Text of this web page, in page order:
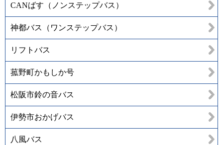
CANばす（ノンステップバス）
神都バス（ワンステップバス）
リフトバス
菰野町かもしか号
松阪市鈴の音バス
伊勢市おかげバス
八風バス